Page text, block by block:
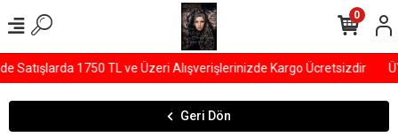
1750 TL ve Üzeri Alışverişlerinizde Kargo Ücretsizdir
0
Geri Dön